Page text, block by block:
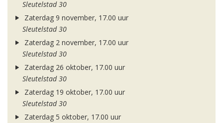
Sleutelstad 30
Zaterdag 9 november, 17.00 uur
Sleutelstad 30
Zaterdag 2 november, 17.00 uur
Sleutelstad 30
Zaterdag 26 oktober, 17.00 uur
Sleutelstad 30
Zaterdag 19 oktober, 17.00 uur
Sleutelstad 30
Zaterdag 5 oktober, 17.00 uur